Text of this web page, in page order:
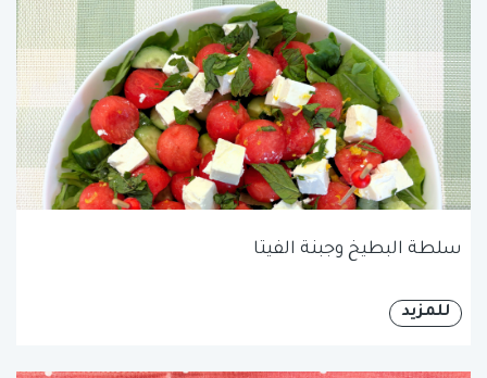
سلطة البطيخ وجبنة الفيتا
للمزيد